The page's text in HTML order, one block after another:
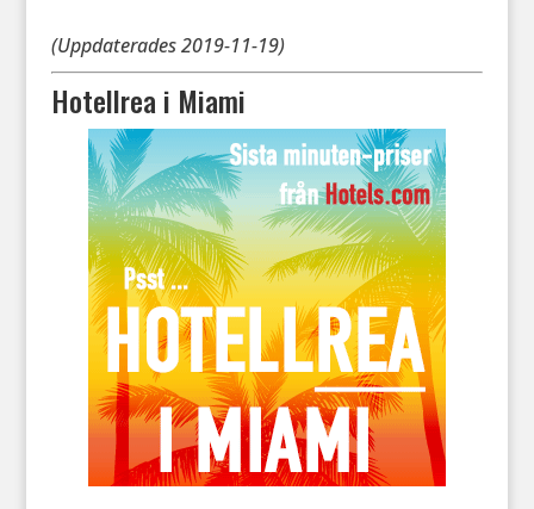
(Uppdaterades 2019-11-19)
Hotellrea i Miami